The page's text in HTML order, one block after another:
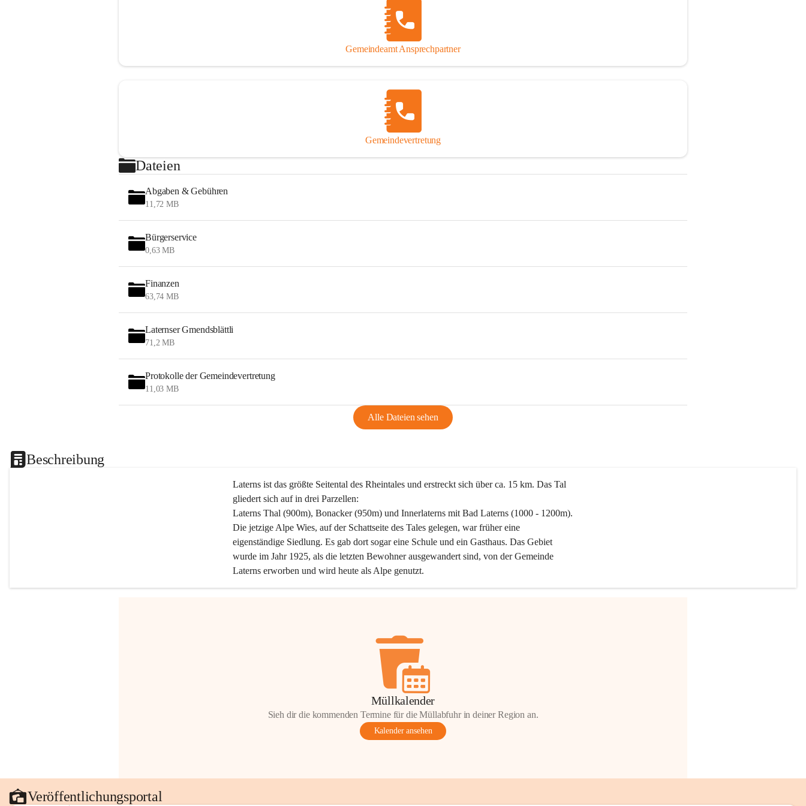
Gemeindeamt Ansprechpartner
Gemeindevertretung
Dateien
Abgaben & Gebühren
11,72 MB
Bürgerservice
0,63 MB
Finanzen
63,74 MB
Laternser Gmendsblättli
71,2 MB
Protokolle der Gemeindevertretung
11,03 MB
Alle Dateien sehen
Beschreibung
Laterns ist das größte Seitental des Rheintales und erstreckt sich über ca. 15 km. Das Tal
gliedert sich auf in drei Parzellen:
Laterns Thal (900m), Bonacker (950m) und Innerlaterns mit Bad Laterns (1000 - 1200m).
Die jetzige Alpe Wies, auf der Schattseite des Tales gelegen, war früher eine
eigenständige Siedlung. Es gab dort sogar eine Schule und ein Gasthaus. Das Gebiet
wurde im Jahr 1925, als die letzten Bewohner ausgewandert sind, von der Gemeinde
Laterns erworben und wird heute als Alpe genutzt.
Müllkalender
Sieh dir die kommenden Termine für die Müllabfuhr in deiner Region an.
Kalender ansehen
Veröffentlichungsportal